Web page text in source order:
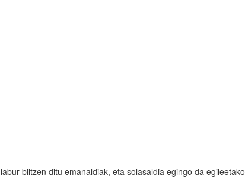
biltzen ditu emanaldiak, eta solasaldia egingo da egileetako